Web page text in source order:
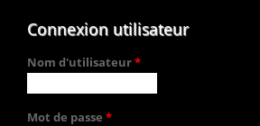
Connexion utilisateur
Nom d'utilisateur*
Mot de passe *